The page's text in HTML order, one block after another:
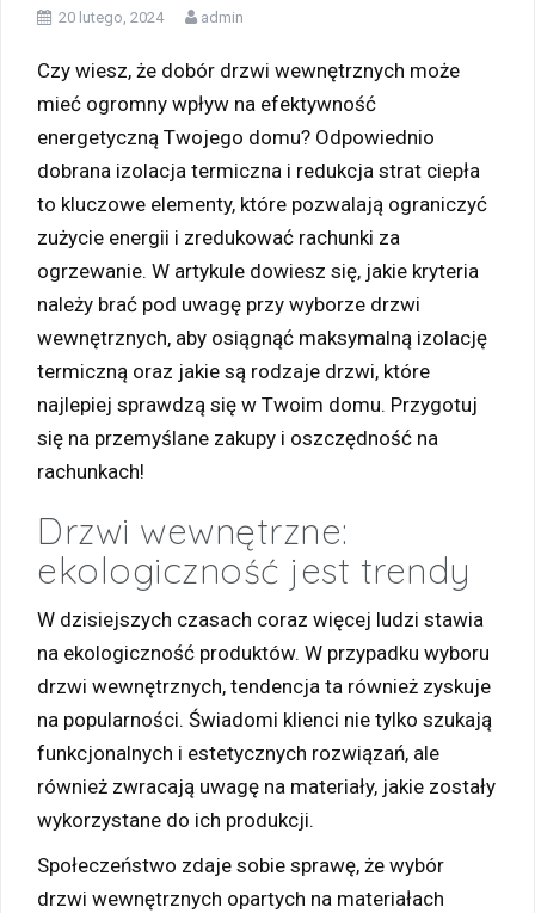
20 lutego, 2024 admin
Czy wiesz, że dobór drzwi wewnętrznych może
mieć ogromny wpływ na efektywność
energetyczną Twojego domu? Odpowiednio
dobrana izolacja termiczna i redukcja strat ciepła
to kluczowe elementy, które pozwalają ograniczyć
zużycie energii i zredukować rachunki za
ogrzewanie. W artykule dowiesz się, jakie kryteria
należy brać pod uwagę przy wyborze drzwi
wewnętrznych, aby osiągnąć maksymalną izolację
termiczną oraz jakie są rodzaje drzwi, które
najlepiej sprawdzą się w Twoim domu. Przygotuj
się na przemyślane zakupy i oszczędność na
rachunkach!
Drzwi wewnętrzne:
ekologiczność jest trendy
W dzisiejszych czasach coraz więcej ludzi stawia
na ekologiczność produktów. W przypadku wyboru
drzwi wewnętrznych, tendencja ta również zyskuje
na popularności. Świadomi klienci nie tylko szukają
funkcjonalnych i estetycznych rozwiązań, ale
również zwracają uwagę na materiały, jakie zostały
wykorzystane do ich produkcji.
Społeczeństwo zdaje sobie sprawę, że wybór
drzwi wewnętrznych opartych na materiałach